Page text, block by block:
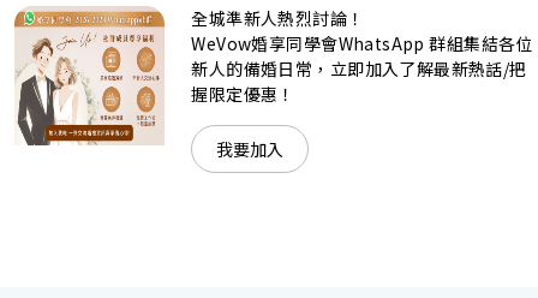
準新人的個性及預算﹔保證為您打造夢寐以求的特別日子，令
賓客永誌難忘！
全城準新人熱烈討論！
WeVow婚享同學會WhatsApp 群組集結各位
新人的備婚日常，立即加入了解最新熱話/把
握限定優惠！
我要加入